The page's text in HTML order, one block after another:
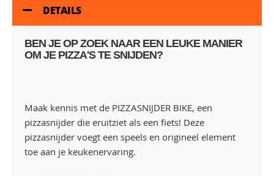
DETAILS
BEN JE OP ZOEK NAAR EEN LEUKE MANIER
OM JE PIZZA'S TE SNIJDEN?
Maak kennis met de PIZZASNIJDER BIKE, een
pizzasnijder die eruitziet als een fiets! Deze
pizzasnijder voegt een speels en origineel element
toe aan je keukenervaring.